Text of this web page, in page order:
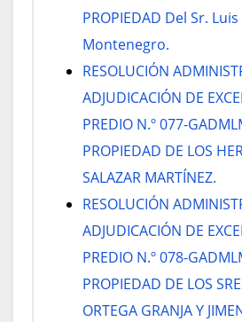
PROPIEDAD Del Sr.
Montenegro.
RESOLUCIÓN
ADJUDICACIÓN DE
PREDIO N.º 077-
PROPIEDAD DE LOS
SALAZAR MARTÍNEZ.
RESOLUCIÓN
ADJUDICACIÓN DE
PREDIO N.º 078-
PROPIEDAD DE LOS
ORTEGA GRANJA Y